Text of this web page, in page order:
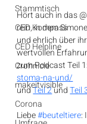
Stammtisch
CED Kompass
CED Helpline
Crohnicle
makeitvisible
Corona
Hört auch in das
rein, in dem
und ehrlich über
wertvollen
zum Podcast Teil 1:
stoma-na-und/
und Teil 2 und Teil
Liebe #beuteltiere: